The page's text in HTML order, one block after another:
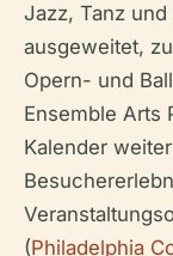
Jazz, Tanz
ausgeweitet,
Opern- und
Ensemble Arts
Kalender
(Philadelphia